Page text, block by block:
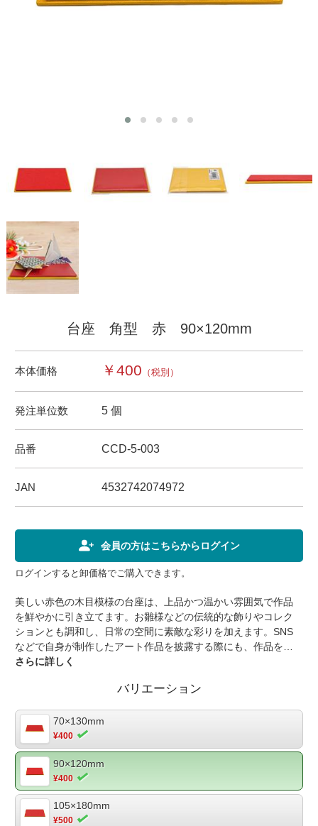
台座 角型 赤 90×120mm
本体価格 ￥400 （税別）
発注単位数 5 個
品番 CCD-5-003
JAN 4532742074972
会員の方はこちらからログイン
ログインすると卸価格でご購入できます。
美しい赤色の木目模様の台座は、上品かつ温かい雰囲気で作品
を鮮やかに引き立てます。お雛様などの伝統的な飾りやコレク
ションとも調和し、日常の空間に素敵な彩りを加えます。SNS
などで自身が制作したアート作品を披露する際にも、作品を一
層際立たせ、注目を集めることでしょう。【商品仕様】品番：
さらに詳しく
バリエーション
70×130mm
¥400
90×120mm
¥400
105×180mm
¥500